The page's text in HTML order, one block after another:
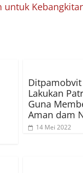
untuk
Lakukan
Guna
Aman dam
14 Mei 2022